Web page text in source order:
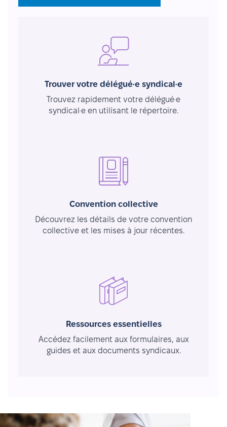
Trouver votre délégué·e syndical·e
Trouvez rapidement votre délégué·e
syndical·e en utilisant le répertoire.
Convention collective
Découvrez les détails de votre convention
collective et les mises à jour récentes.
Ressources essentielles
Accédez facilement aux formulaires, aux
guides et aux documents syndicaux.